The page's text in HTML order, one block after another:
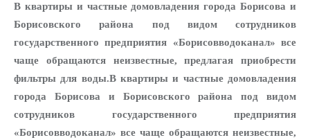
В квартиры и частные домовладения города Борисова и
Борисовского района под видом сотрудников
государственного предприятия «Борисовводоканал» все
чаще обращаются неизвестные, предлагая приобрести
фильтры для воды.В квартиры и частные домовладения
города Борисова и Борисовского района под видом
сотрудников государственного предприятия
«Борисовводоканал» все чаще обращаются неизвестные,